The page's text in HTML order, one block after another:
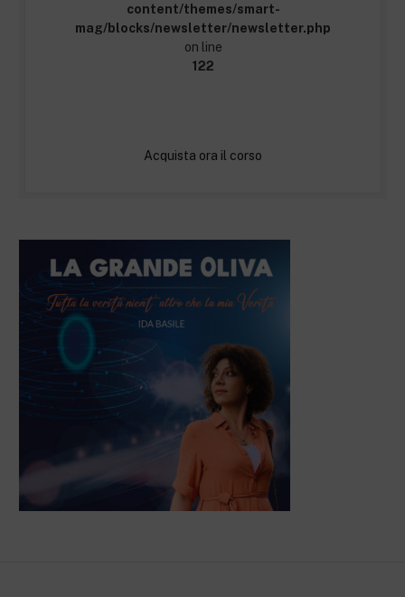
content/themes/smart-
mag/blocks/newsletter/newsletter.php
on line
122
Acquista ora il corso